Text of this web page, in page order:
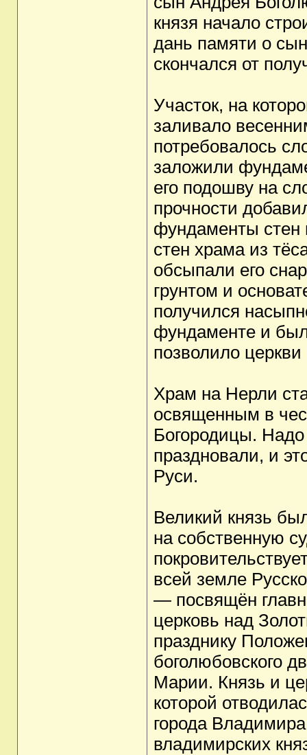
князя начало
дань памяти о
скончался от
Участок, на
заливало
потребовалось
заложили
его подошву на
прочности
фундаменты стен
стен храма из
обсыпали его
грунтом и
получился
фундаменте и был
позволило
Храм на Нерли
освященным в
Богородицы. Надо
праздновали, и
Руси.
Великий князь
на собственную
всей земле
— посвящён
церковь над
празднику
боголюбовского
Марии. Князь и
которой
города
владимирских